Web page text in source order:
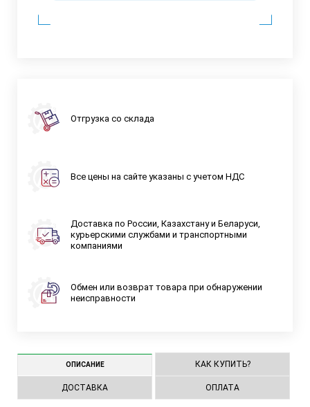
Отгрузка со склада
Все цены на сайте указаны с учетом НДС
Доставка по России, Казахстану и Беларуси,
курьерскими службами и транспортными
компаниями
Обмен или возврат товара при обнаружении
неисправности
ОПИСАНИЕ КАК КУПИТЬ?
ДОСТАВКА ОПЛАТА